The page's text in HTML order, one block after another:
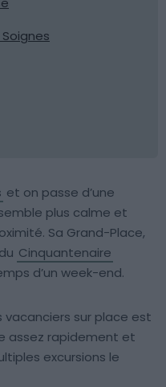
et on passe d’une
plus calme et
Sa Grand-Place,
Cinquantenaire
d’un week-end.
vacanciers sur place est
assez rapidement et
excursions le